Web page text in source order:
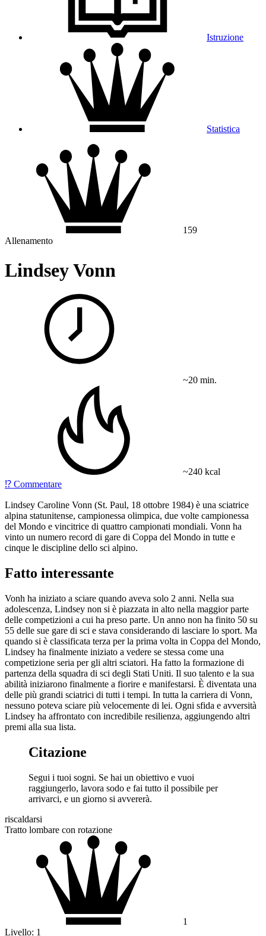
Istruzione
Statistica
159
Allenamento
Lindsey Vonn
~20 min.
~240 kcal
⁉️ Commentare
Lindsey Caroline Vonn (St. Paul, 18 ottobre 1984) è una sciatrice
alpina statunitense, campionessa olimpica, due volte campionessa
del Mondo e vincitrice di quattro campionati mondiali. Vonn ha
vinto un numero record di gare di Coppa del Mondo in tutte e
cinque le discipline dello sci alpino.
Fatto interessante
Vonh ha iniziato a sciare quando aveva solo 2 anni. Nella sua
adolescenza, Lindsey non si è piazzata in alto nella maggior parte
delle competizioni a cui ha preso parte. Un anno non ha finito 50 su
55 delle sue gare di sci e stava considerando di lasciare lo sport. Ma
quando si è classificata terza per la prima volta in Coppa del Mondo,
Lindsey ha finalmente iniziato a vedere se stessa come una
competizione seria per gli altri sciatori. Ha fatto la formazione di
partenza della squadra di sci degli Stati Uniti. Il suo talento e la sua
abilità iniziarono finalmente a fiorire e manifestarsi. È diventata una
delle più grandi sciatrici di tutti i tempi. In tutta la carriera di Vonn,
nessuno poteva sciare più velocemente di lei. Ogni sfida e avversità
Lindsey ha affrontato con incredibile resilienza, aggiungendo altri
premi alla sua lista.
Citazione
Segui i tuoi sogni. Se hai un obiettivo e vuoi
raggiungerlo, lavora sodo e fai tutto il possibile per
arrivarci, e un giorno si avvererà.
riscaldarsi
Tratto lombare con rotazione
1
Livello: 1